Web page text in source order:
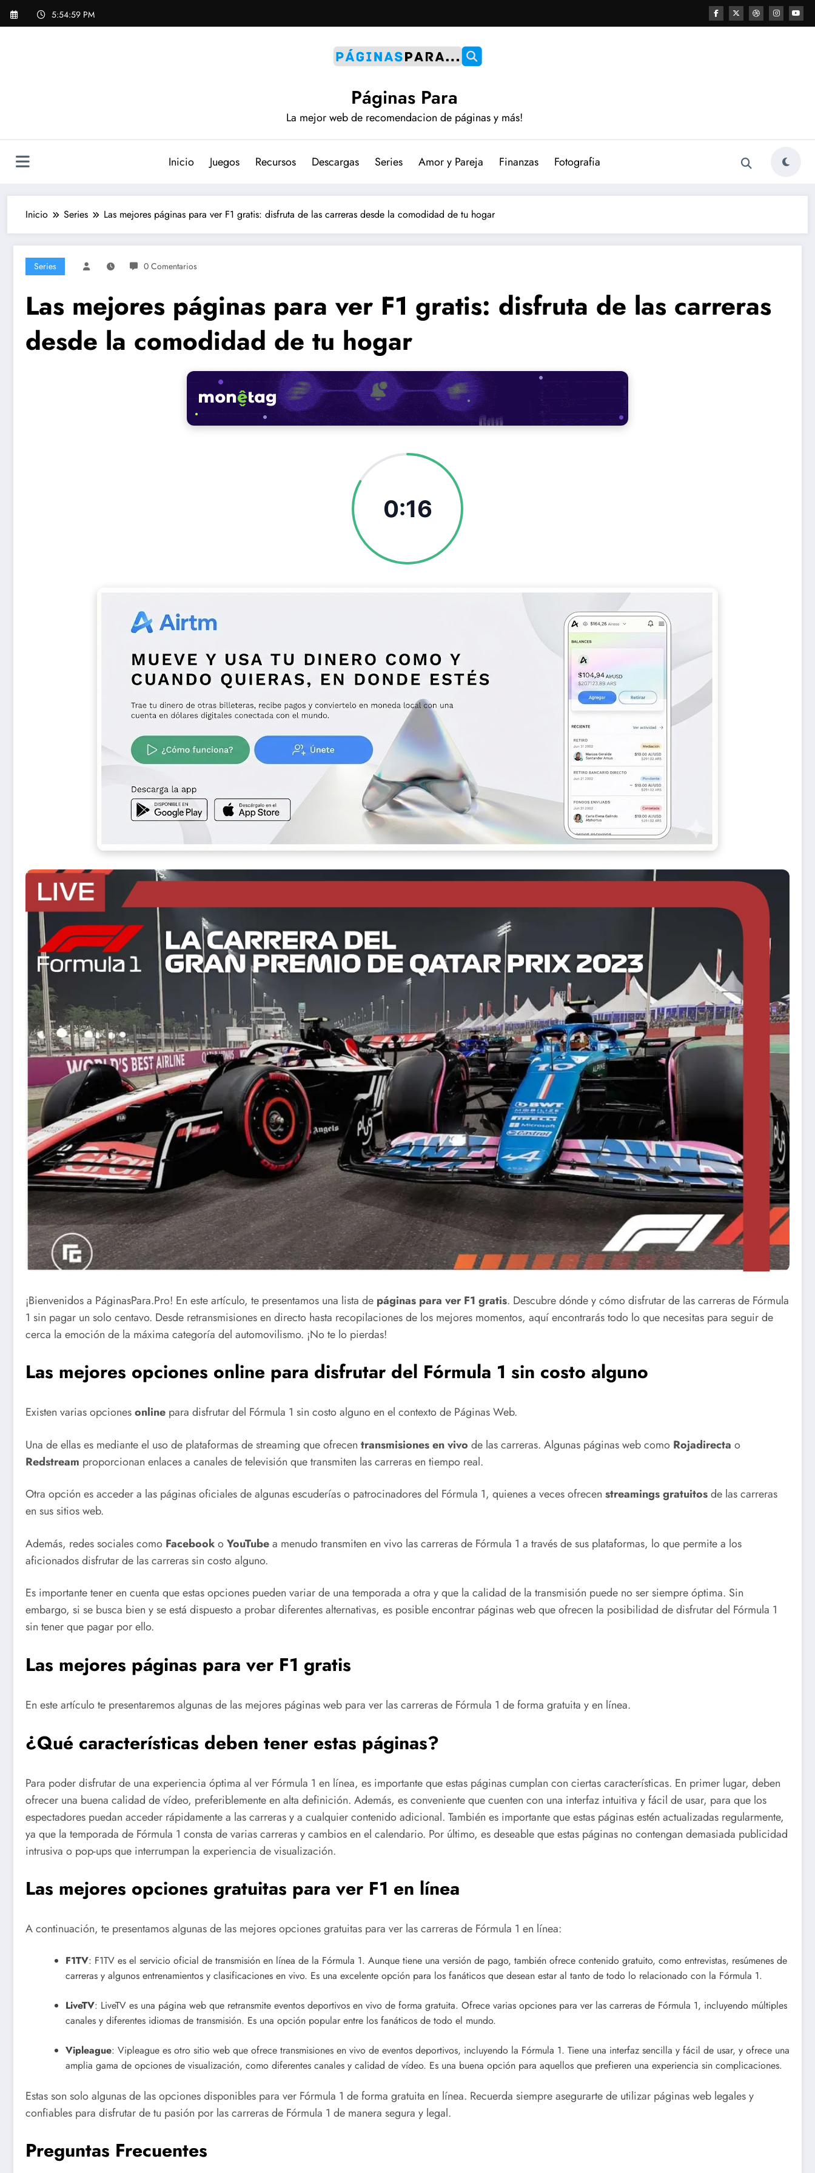
Saltar
5:55:01 PM
Páginas Para
La mejor web de recomendacion de páginas y más!
Inicio Juegos Recursos Descargas Series Amor y Pareja Finanzas Fotografia
Inicio Series Las mejores páginas para ver F1 gratis: disfruta de las carreras desde la comodidad de tu hogar
Series 0 Comentarios
Las mejores páginas para ver F1 gratis: disfruta de las carreras
desde la comodidad de tu hogar
0:15
¡Bienvenidos a PáginasPara.Pro! En este artículo, te presentamos una lista de páginas para ver F1 gratis. Descubre dónde y cómo disfrutar de las carreras de Fórmula
1 sin pagar un solo centavo. Desde retransmisiones en directo hasta recopilaciones de los mejores momentos, aquí encontrarás todo lo que necesitas para seguir de
cerca la emoción de la máxima categoría del automovilismo. ¡No te lo pierdas!
Las mejores opciones online para disfrutar del Fórmula 1 sin costo alguno
Existen varias opcionesonline para disfrutar del Fórmula 1 sin costo alguno en el contexto de Páginas Web.
Una de ellas es mediante el uso de plataformas de streaming que ofrecen transmisiones en vivo de las carreras. Algunas páginas web como Rojadirecta o
Redstream proporcionan enlaces a canales de televisión que transmiten las carreras en tiempo real.
Otra opción es acceder a las páginas oficiales de algunas escuderías o patrocinadores del Fórmula 1, quienes a veces ofrecen streamings gratuitosde las carreras
en sus sitios web.
Además, redes sociales como FacebookoYouTubea menudo transmiten en vivo las carreras de Fórmula 1 a través de sus plataformas, lo que permite a los
aficionados disfrutar de las carreras sin costo alguno.
Es importante tener en cuenta que estas opciones pueden variar de una temporada a otra y que la calidad de la transmisión puede no ser siempre óptima. Sin
embargo, si se busca bien y se está dispuesto a probar diferentes alternativas, es posible encontrar páginas web que ofrecen la posibilidad de disfrutar del Fórmula 1
sin tener que pagar por ello.
Las mejores páginas para ver F1 gratis
En este artículo te presentaremos algunas de las mejores páginas web para ver las carreras de Fórmula 1 de forma gratuita y en línea.
¿Qué características deben tener estas páginas?
Para poder disfrutar de una experiencia óptima al ver Fórmula 1 en línea, es importante que estas páginas cumplan con ciertas características. En primer lugar, deben
ofrecer una buena calidad de vídeo, preferiblemente en alta definición. Además, es conveniente que cuenten con una interfaz intuitiva y fácil de usar, para que los
espectadores puedan acceder rápidamente a las carreras y a cualquier contenido adicional. También es importante que estas páginas estén actualizadas regularmente,
ya que la temporada de Fórmula 1 consta de varias carreras y cambios en el calendario. Por último, es deseable que estas páginas no contengan demasiada publicidad
intrusiva o pop-ups que interrumpan la experiencia de visualización.
Las mejores opciones gratuitas para ver F1 en línea
A continuación, te presentamos algunas de las mejores opciones gratuitas para ver las carreras de Fórmula 1 en línea:
F1TV: F1TV es el servicio oficial de transmisión en línea de la Fórmula 1. Aunque tiene una versión de pago, también ofrece contenido gratuito, como entrevistas, resúmenes de
carreras y algunos entrenamientos y clasificaciones en vivo. Es una excelente opción para los fanáticos que desean estar al tanto de todo lo relacionado con la Fórmula 1.
LiveTV: LiveTV es una página web que retransmite eventos deportivos en vivo de forma gratuita. Ofrece varias opciones para ver las carreras de Fórmula 1, incluyendo múltiples
canales y diferentes idiomas de transmisión. Es una opción popular entre los fanáticos de todo el mundo.
Vipleague: Vipleague es otro sitio web que ofrece transmisiones en vivo de eventos deportivos, incluyendo la Fórmula 1. Tiene una interfaz sencilla y fácil de usar, y ofrece una
amplia gama de opciones de visualización, como diferentes canales y calidad de vídeo. Es una buena opción para aquellos que prefieren una experiencia sin complicaciones.
Estas son solo algunas de las opciones disponibles para ver Fórmula 1 de forma gratuita en línea. Recuerda siempre asegurarte de utilizar páginas web legales y
confiables para disfrutar de tu pasión por las carreras de Fórmula 1 de manera segura y legal.
Preguntas Frecuentes